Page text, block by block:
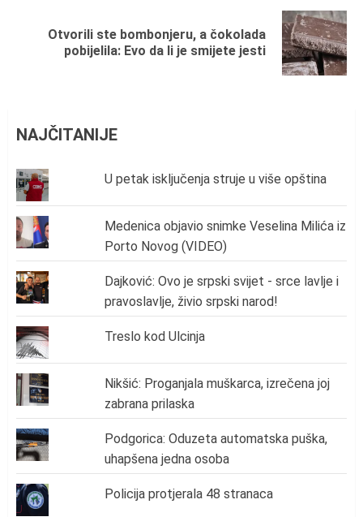
Otvorili ste bombonjeru, a čokolada
pobijelila: Evo da li je smijete jesti
NAJČITANIJE
U petak isključenja struje u više opština
Medenica objavio snimke Veselina Milića iz
Porto Novog (VIDEO)
Dajković: Ovo je srpski svijet - srce lavlje i
pravoslavlje, živio srpski narod!
Treslo kod Ulcinja
Nikšić: Proganjala muškarca, izrečena joj
zabrana prilaska
Podgorica: Oduzeta automatska puška,
uhapšena jedna osoba
Policija protjerala 48 stranaca